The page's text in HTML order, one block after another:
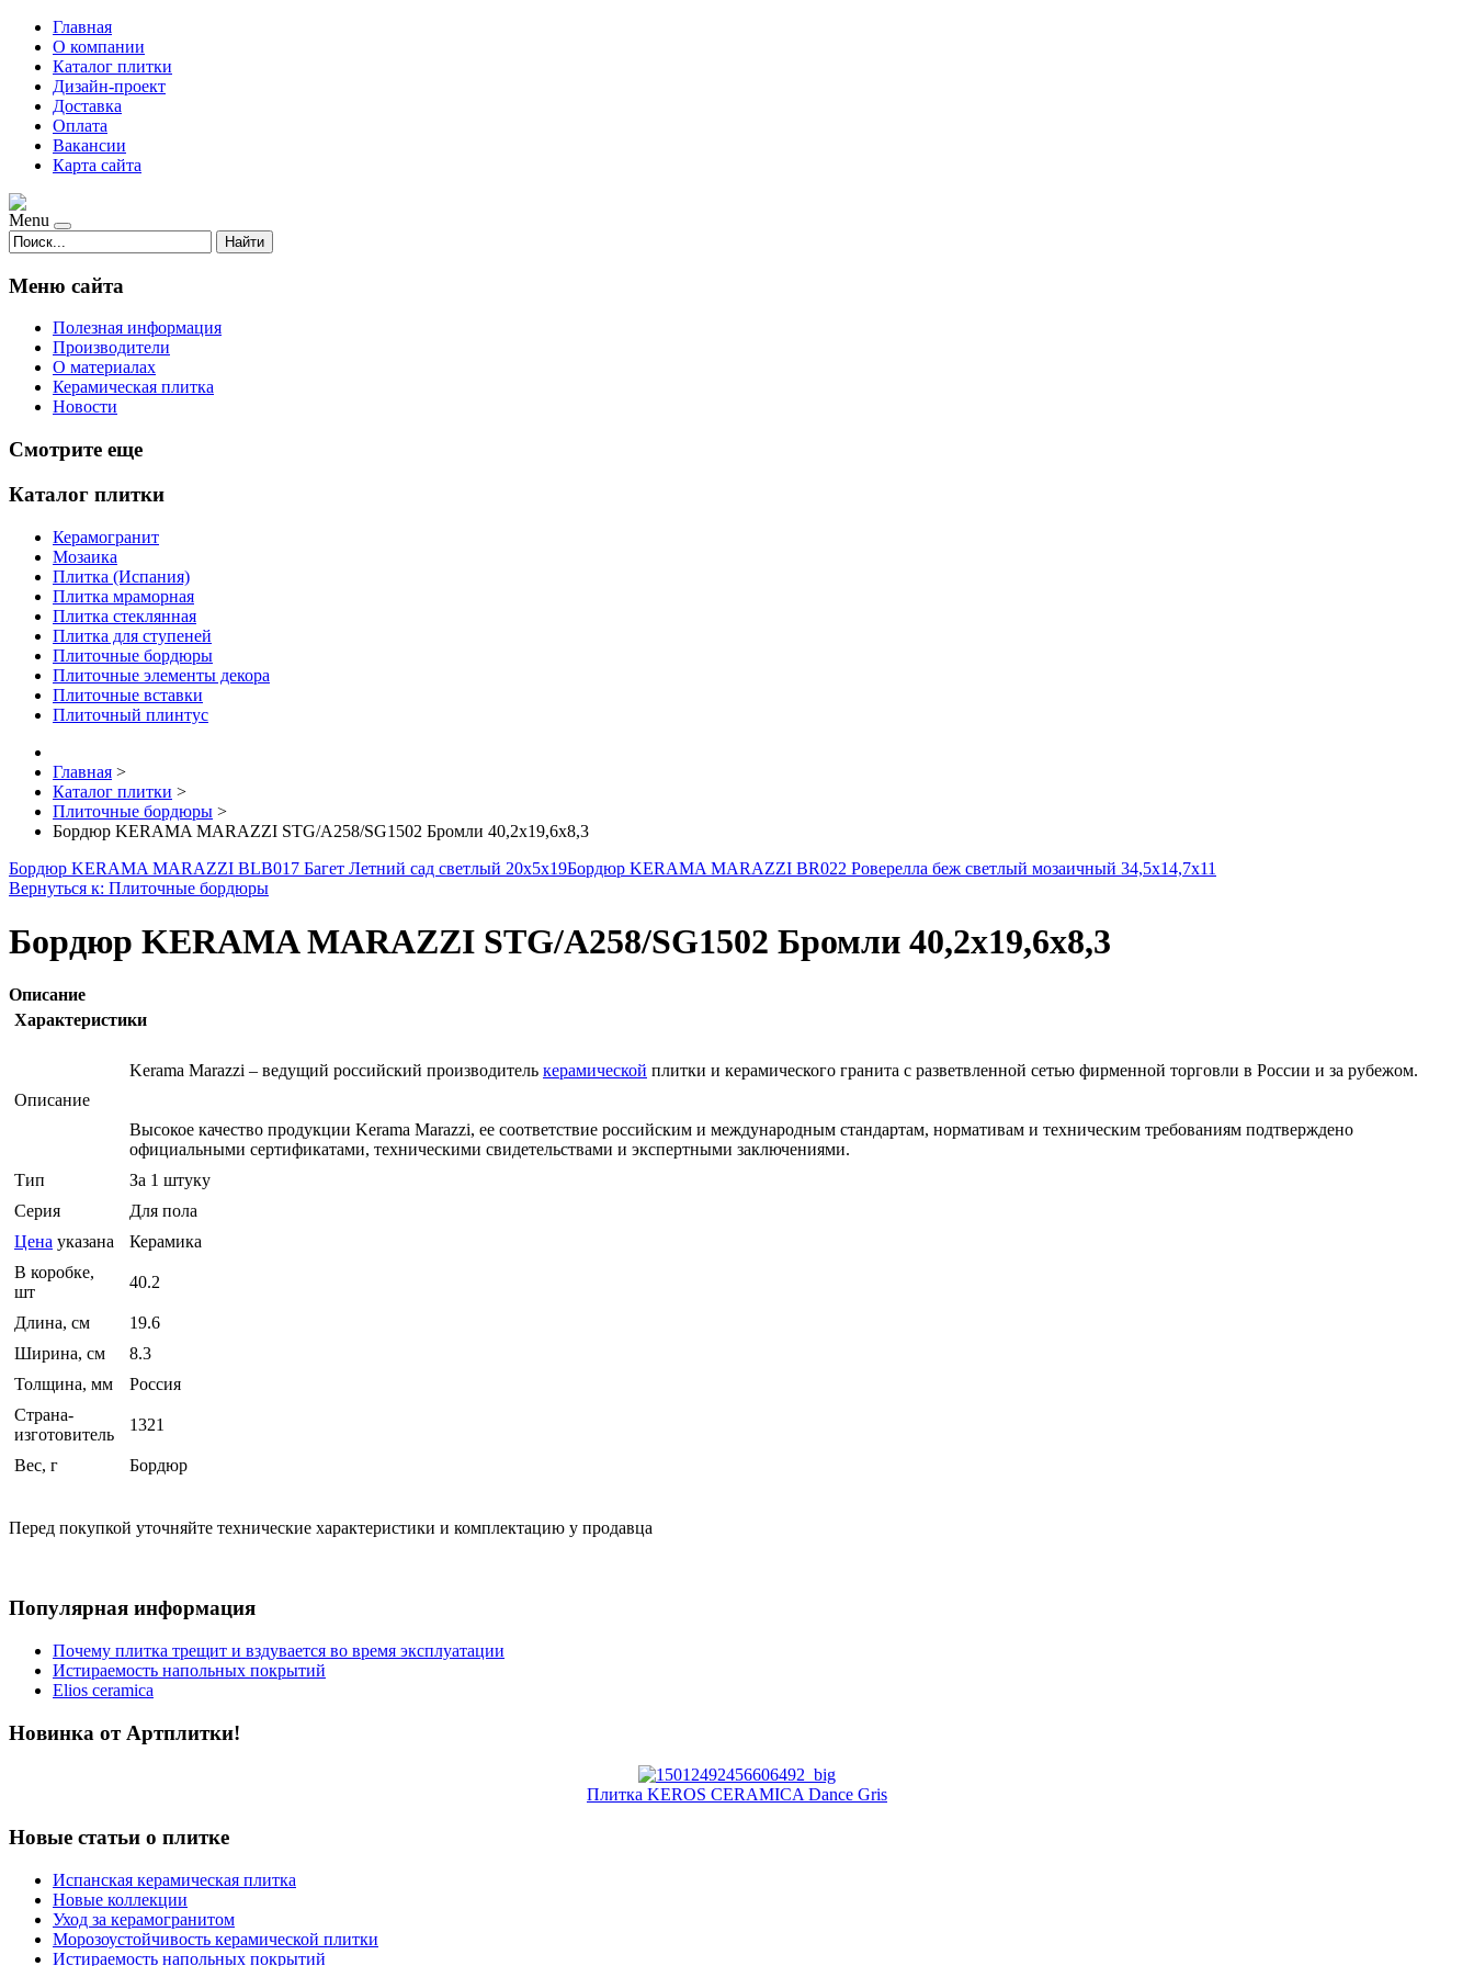
Главная
О компании
Каталог плитки
Дизайн-проект
Доставка
Оплата
Вакансии
Карта сайта
Menu
Найти
Меню сайта
Полезная информация
Производители
О материалах
Керамическая плитка
Новости
Смотрите еще
Каталог плитки
Керамогранит
Мозаика
Плитка (Испания)
Плитка мраморная
Плитка стеклянная
Плитка для ступеней
Плиточные бордюры
Плиточные элементы декора
Плиточные вставки
Плиточный плинтус
Главная >
Каталог плитки >
Плиточные бордюры >
Бордюр KERAMA MARAZZI STG/A258/SG1502 Бромли 40,2х19,6х8,3
Бордюр KERAMA MARAZZI BLB017 Багет Летний сад светлый 20х5х19Бордюр KERAMA MARAZZI BR022 Роверелла беж светлый мозаичный 34,5х14,7х11
Вернуться к: Плиточные бордюры
Бордюр KERAMA MARAZZI STG/A258/SG1502 Бромли 40,2х19,6х8,3
Описание
Характеристики
Описание
Kerama Marazzi – ведущий российский производитель керамической плитки и керамического гранита с разветвленной сетью фирменной торговли в России и за рубежом.
Высокое качество продукции Kerama Marazzi, ее соответствие российским и международным стандартам, нормативам и техническим требованиям подтверждено
официальными сертификатами, техническими свидетельствами и экспертными заключениями.
Тип
За 1 штуку
Серия
Для пола
Цена указана
Керамика
В коробке,
шт
40.2
Длина, см
19.6
Ширина, см
8.3
Толщина, мм
Россия
Страна-
изготовитель
1321
Вес, г Бордюр
Перед покупкой уточняйте технические характеристики и комплектацию у продавца
Популярная информация
Почему плитка трещит и вздувается во время эксплуатации
Истираемость напольных покрытий
Elios ceramica
Новинка от Артплитки!
Плитка KEROS CERAMICA Dance Gris
Новые статьи о плитке
Испанская керамическая плитка
Новые коллекции
Уход за керамогранитом
Морозоустойчивость керамической плитки
Истираемость напольных покрытий